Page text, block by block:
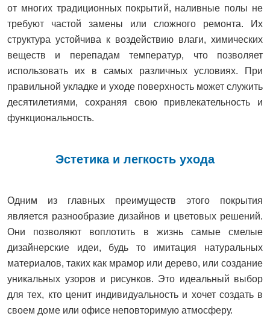
от многих традиционных покрытий, наливные полы не
требуют частой замены или сложного ремонта. Их
структура устойчива к воздействию влаги, химических
веществ и перепадам температур, что позволяет
использовать их в самых различных условиях. При
правильной укладке и уходе поверхность может служить
десятилетиями, сохраняя свою привлекательность и
функциональность.
Эстетика и легкость ухода
Одним из главных преимуществ этого покрытия
является разнообразие дизайнов и цветовых решений.
Они позволяют воплотить в жизнь самые смелые
дизайнерские идеи, будь то имитация натуральных
материалов, таких как мрамор или дерево, или создание
уникальных узоров и рисунков. Это идеальный выбор
для тех, кто ценит индивидуальность и хочет создать в
своем доме или офисе неповторимую атмосферу.